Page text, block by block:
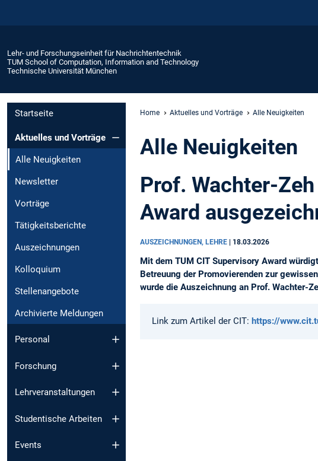
Lehr- und Forschungseinheit für Nachrichtentechnik
TUM School of Computation, Information and Technology
Technische Universität München
Startseite
Aktuelles und Vorträge
Alle Neuigkeiten
Newsletter
Vorträge
Tätigkeitsberichte
Auszeichnungen
Kolloquium
Stellenangebote
Archivierte Meldungen
Personal
Forschung
Lehrveranstaltungen
Studentische Arbeiten
Events
Home Aktuelles und Vorträge Alle Neuigkeiten
Alle Neuigkeiten
Prof. Wachter-
Award
AUSZEICHNUNGEN, LEHRE | 18.03.2026
Mit dem TUM CIT Supervisory Award
Betreuung der Promovierenden zur
wurde die Auszeichnung an Prof. Wachter-
Link zum Artikel der CIT: https://